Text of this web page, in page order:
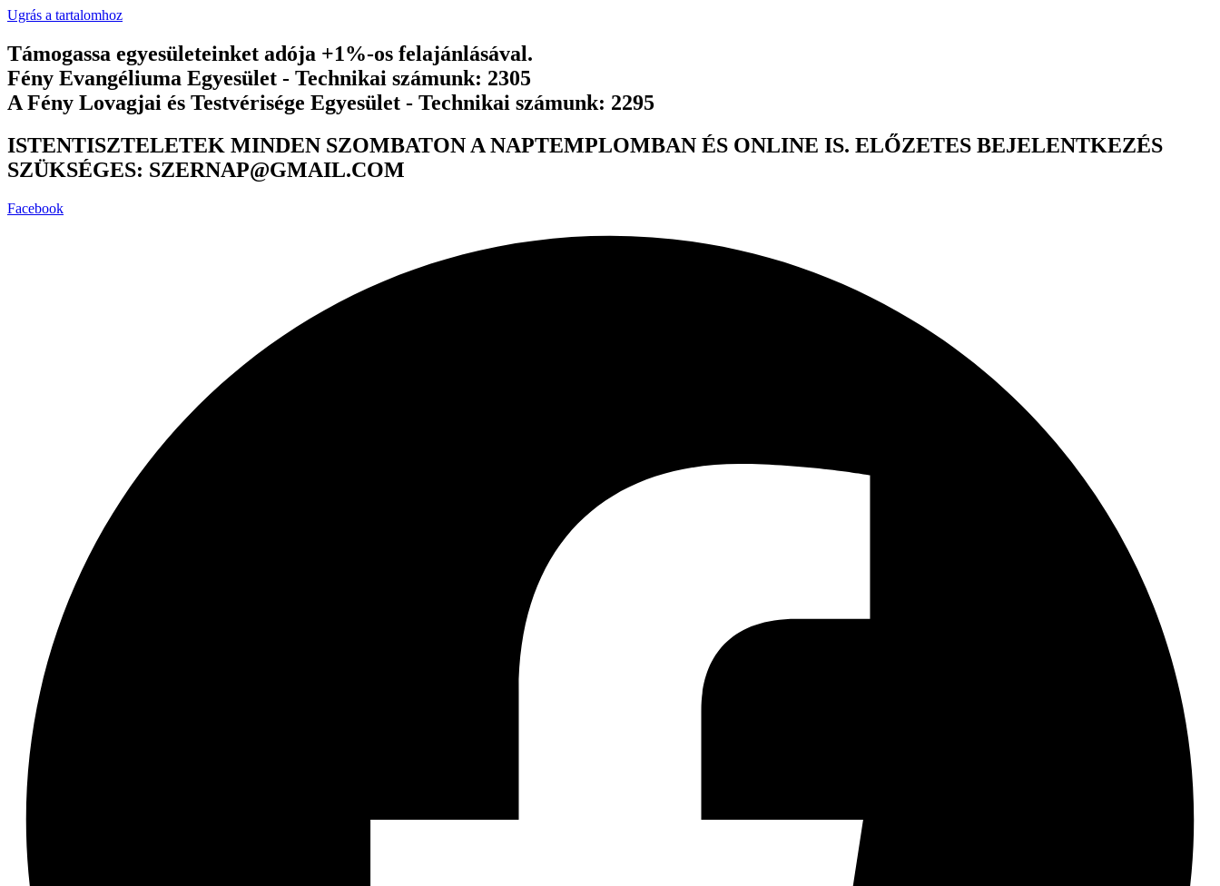
Ugrás a tartalomhoz
Támogassa egyesületeinket adója +1%-os felajánlásával.
Fény Evangéliuma Egyesület - Technikai számunk: 2305
A Fény Lovagjai és Testvérisége Egyesület - Technikai számunk: 2295
ISTENTISZTELETEK MINDEN SZOMBATON A NAPTEMPLOMBAN ÉS ONLINE IS. ELŐZETES BEJELENTKEZÉS
SZÜKSÉGES: SZERNAP@GMAIL.COM
Facebook